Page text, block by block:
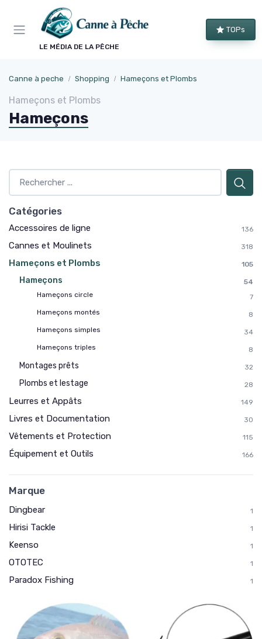
LE MÉDIA DE LA PÊCHE
TOPs
Canne à peche Shopping Hameçons et Plombs
Hameçons et Plombs
Hameçons
Catégories
Accessoires de ligne 136
Cannes et Moulinets 318
Hameçons et Plombs 105
Hameçons
54
Hameçons circle
7
Hameçons montés
8
Hameçons simples
34
Hameçons triples
8
Montages prêts 32
Plombs et lestage 28
Leurres et Appâts 149
Livres et Documentation 30
Vêtements et Protection 115
Équipement et Outils 166
Marque
Dingbear 1
Hirisi Tackle 1
Keenso 1
OTOTEC 1
Paradox Fishing 1
Panneau de gestion des cookies